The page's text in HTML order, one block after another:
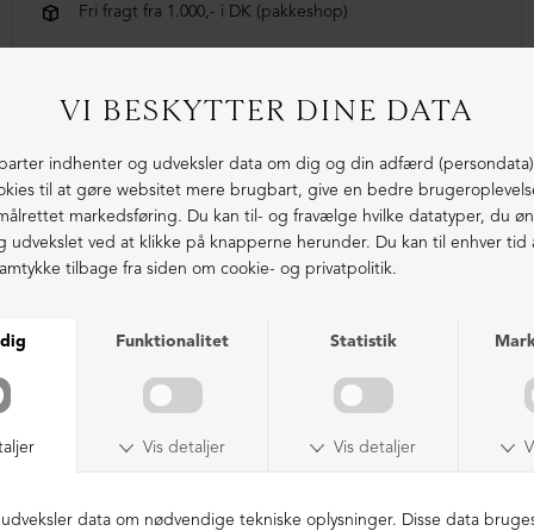
Fri fragt fra 1.000,- i DK (pakkeshop)
LIGNENDE PRODUKTER
NEDSAT NEDSAT